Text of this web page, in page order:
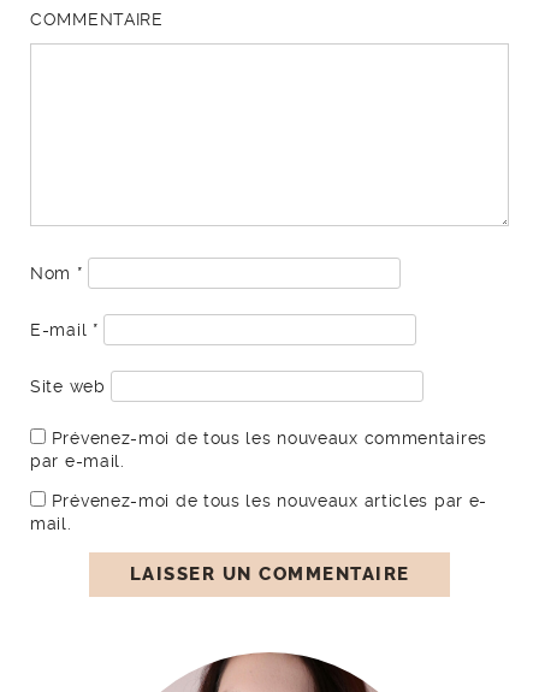
COMMENTAIRE
Nom *
E-mail *
Site web
Prévenez-moi de tous les nouveaux commentaires
par e-mail.
Prévenez-moi de tous les nouveaux articles par e-
mail.